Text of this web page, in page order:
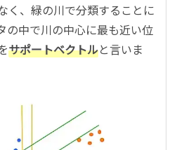
く、緑の川で分類することに
の中で川の中心に最も近い位
サポートベクトルと言いま